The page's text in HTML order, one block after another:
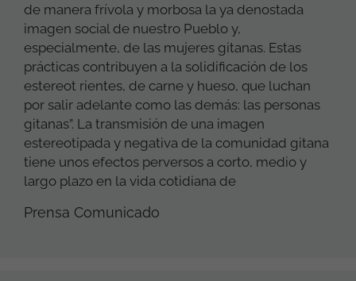
de manera frívola y morbosa la ya denostada
imagen social de nuestro Pueblo y,
especialmente, de las mujeres gitanas. Estas
prácticas contribuyen a la solidificación de los
estereot rientes, de carne y hueso, que luchan
por salir adelante como las demás: las personas
gitanas”. La transmisión de una imagen
estereotipada y negativa de la comunidad gitana
tiene unos efectos perversos a corto, medio y
largo plazo en la vida cotidiana de
Prensa Comunicado